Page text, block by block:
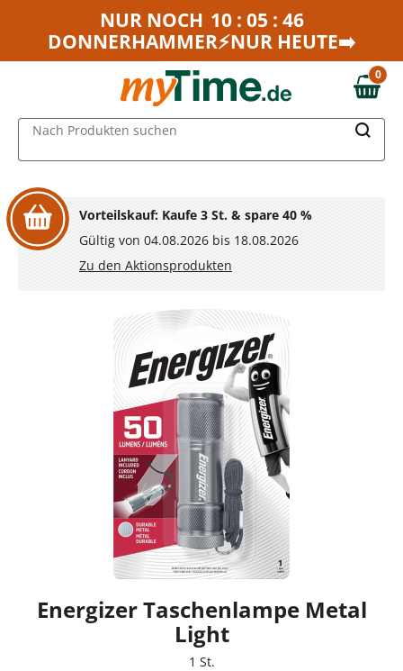
Zum Hauptinhalt springen
Zur Navigation springen
NUR NOCH 10 : 05 : 46
DONNERHAMMER⚡NUR HEUTE➡️
0,00 €
0
Nach Produkten suchen
Vorteilskauf: Kaufe 3 St. & spare 40 %
Gültig von 04.08.2026 bis 18.08.2026
Zu den Aktionsprodukten
Energizer Taschenlampe Metal
Light
1 St.